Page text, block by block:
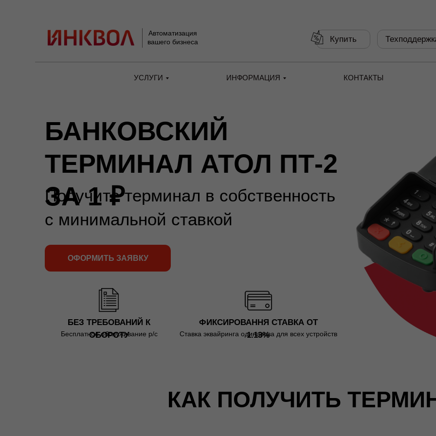
Автоматизация
вашего бизнеса
Купить
УСЛУГИ ИНФОРМАЦИЯ КОНТАКТЫ
БАНКОВСКИЙ
ТЕРМИНАЛ АТОЛ ПТ-2
ЗА 1 ₽
Получите терминал в собственность
с минимальной ставкой
ОФОРМИТЬ ЗАЯВКУ
БЕЗ ТРЕБОВАНИЙ К
ОБОРОТУ
Бесплатное обслуживание р/с
ФИКСИРОВАННЯ СТАВКА ОТ
1.13%
Ставка эквайринга одинакова для всех устройств
КАК ПОЛУЧИТЬ